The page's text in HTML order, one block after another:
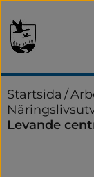
Startsida /
Levande